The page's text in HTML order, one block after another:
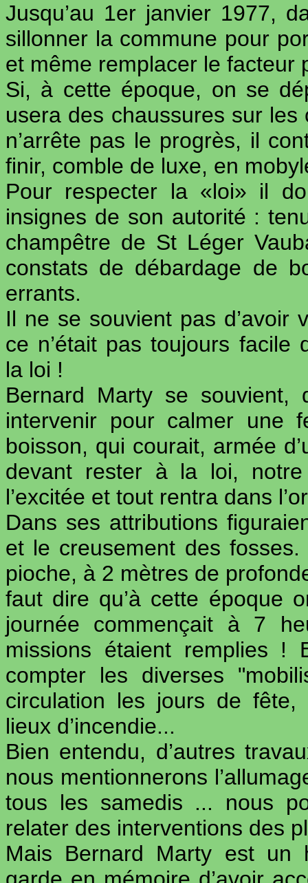
Jusqu’au 1er janvier 1977,
sillonner la commune pour
et même remplacer le facteur
Si, à cette époque, on se
usera des chaussures sur
n’arrête pas le progrès, il
finir, comble de luxe, en
Pour respecter la «loi» il
insignes de son autorité :
champêtre de St Léger
constats de débardage de
errants.
Il ne se souvient pas d’avoir
ce n’était pas toujours facile
la loi !
Bernard Marty se
intervenir pour calmer une
boisson, qui courait, armée
devant rester à la loi, notre
l’excitée et tout rentra dans
Dans ses attributions
et le creusement des
pioche, à 2 mètres de
faut dire qu’à cette époque
journée commençait à 7
missions étaient remplies
compter les diverses
circulation les jours de
lieux d’incendie...
Bien entendu, d’autres
nous mentionnerons
tous les samedis ... nous
relater des interventions des
Mais Bernard Marty est un